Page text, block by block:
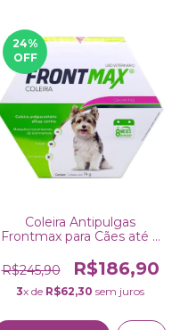
24%
OFF
Coleira Antipulgas
Frontmax para Cães até 4
R$245,90
R$186,90
3x de R$62,30 sem juros